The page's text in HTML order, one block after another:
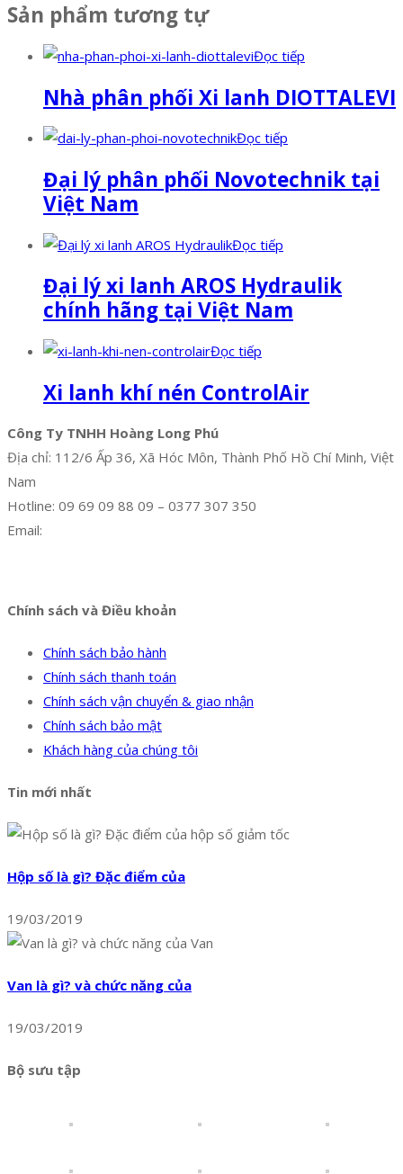
Sản phẩm tương tự
Đọc tiếp
Nhà phân phối Xi lanh DIOTTALEVI
Đọc tiếp
Đại lý phân phối Novotechnik tại
Việt Nam
Đọc tiếp
Đại lý xi lanh AROS Hydraulik
chính hãng tại Việt Nam
Đọc tiếp
Xi lanh khí nén ControlAir
Công Ty TNHH Hoàng Long Phú
Địa chỉ: 112/6 Ấp 36, Xã Hóc Môn, Thành Phố Hồ Chí Minh, Việt
Nam
Hotline: 09 69 09 88 09 – 0377 307 350
Email:
Chính sách và Điều khoản
Chính sách bảo hành
Chính sách thanh toán
Chính sách vận chuyển & giao nhận
Chính sách bảo mật
Khách hàng của chúng tôi
Tin mới nhất
Hộp số là gì? Đặc điểm của
19/03/2019
Van là gì? và chức năng của
19/03/2019
Bộ sưu tập